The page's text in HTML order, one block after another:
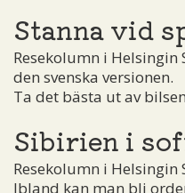
Stanna vid
Resekolumn i Helsingin
den svenska versionen.
Ta det bästa ut av
Sibirien i
Resekolumn i Helsingin
Ibland kan man bli